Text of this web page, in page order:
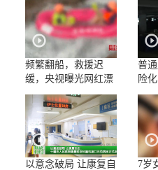
频繁翻船，救援迟
缓，央视曝光网红漂
流乱象
普
险
人
以意念破局 让康复自
7岁